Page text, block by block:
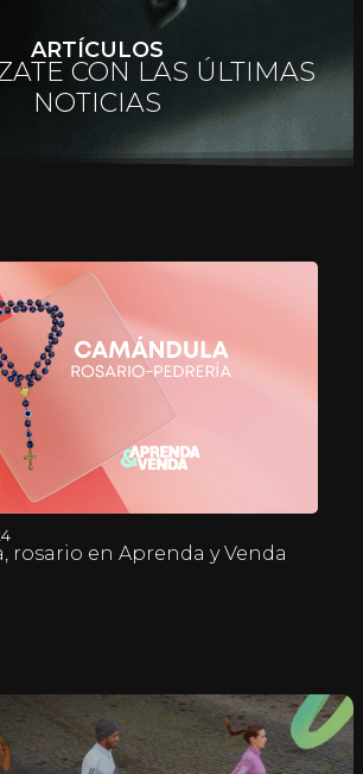
ARTÍCULOS
CON LAS ÚLTIMAS
NOTICIAS
rosario en Aprenda y Venda